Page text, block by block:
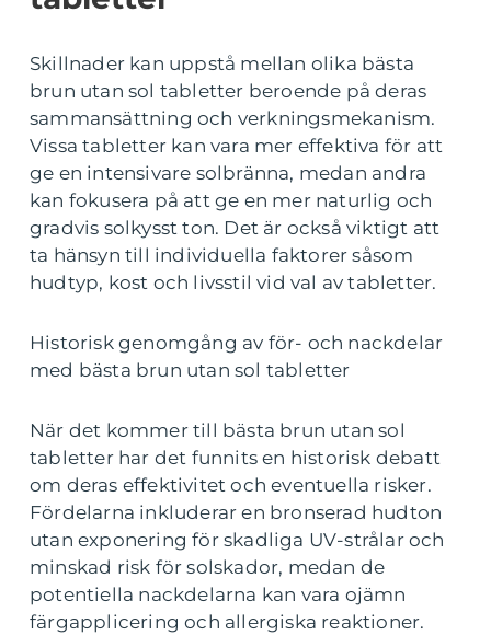
Skillnader kan uppstå mellan olika bästa
brun utan sol tabletter beroende på deras
sammansättning och verkningsmekanism.
Vissa tabletter kan vara mer effektiva för att
ge en intensivare solbränna, medan andra
kan fokusera på att ge en mer naturlig och
gradvis solkysst ton. Det är också viktigt att
ta hänsyn till individuella faktorer såsom
hudtyp, kost och livsstil vid val av tabletter.
Historisk genomgång av för- och nackdelar
med bästa brun utan sol tabletter
När det kommer till bästa brun utan sol
tabletter har det funnits en historisk debatt
om deras effektivitet och eventuella risker.
Fördelarna inkluderar en bronserad hudton
utan exponering för skadliga UV-strålar och
minskad risk för solskador, medan de
potentiella nackdelarna kan vara ojämn
färgapplicering och allergiska reaktioner.